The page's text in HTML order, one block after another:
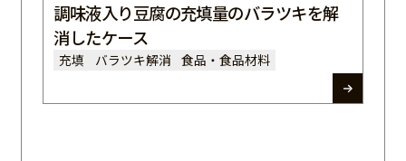
調味液入り豆腐の充填量のバラツキを解
消したケース
充填 バラツキ解消 食品・食品材料